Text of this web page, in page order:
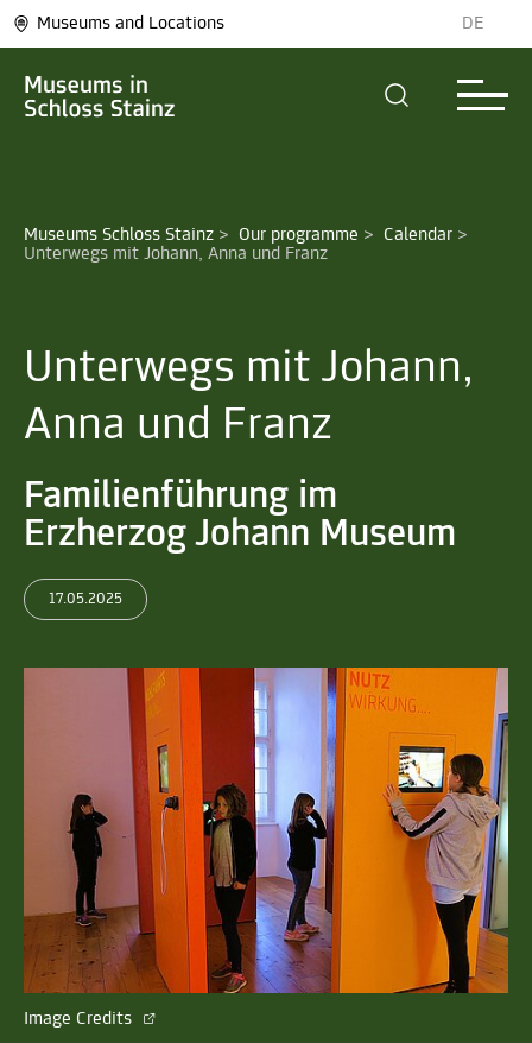
Museums and Locations DE
Museums Schloss Stainz > Our programme > Calendar >
Unterwegs mit Johann, Anna und Franz
Unterwegs mit Johann,
Anna und Franz
Familienführung im
Erzherzog Johann Museum
17.05.2025
Image Credits